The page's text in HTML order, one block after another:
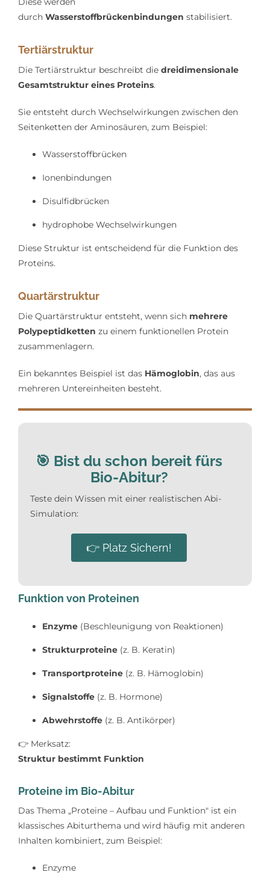
durch Wasserstoffbrückenbindungen stabilisiert.
Tertiärstruktur
Die Tertiärstruktur beschreibt die dreidimensionale
Gesamtstruktur eines Proteins.
Sie entsteht durch Wechselwirkungen zwischen den
Seitenketten der Aminosäuren, zum Beispiel:
Wasserstoffbrücken
Ionenbindungen
Disulfidbrücken
hydrophobe Wechselwirkungen
Diese Struktur ist entscheidend für die Funktion des
Proteins.
Quartärstruktur
Die Quartärstruktur entsteht, wenn sich mehrere
Polypeptidketten zu einem funktionellen Protein
zusammenlagern.
Ein bekanntes Beispiel ist das Hämoglobin, das aus
mehreren Untereinheiten besteht.
🎯 Bist du schon bereit fürs
Bio-Abitur?
Teste dein Wissen mit einer realistischen Abi-
Simulation:
👉 Platz Sichern!
Funktion von Proteinen
Enzyme(Beschleunigung von Reaktionen)
Strukturproteine(z. B. Keratin)
Transportproteine(z. B. Hämoglobin)
Signalstoffe(z. B. Hormone)
Abwehrstoffe(z. B. Antikörper)
👉Merksatz:
Struktur bestimmt Funktion
Proteine im Bio-Abitur
Das Thema „Proteine – Aufbau und Funktion" ist ein
klassisches Abiturthema und wird häufig mit anderen
Inhalten kombiniert, zum Beispiel:
Enzyme